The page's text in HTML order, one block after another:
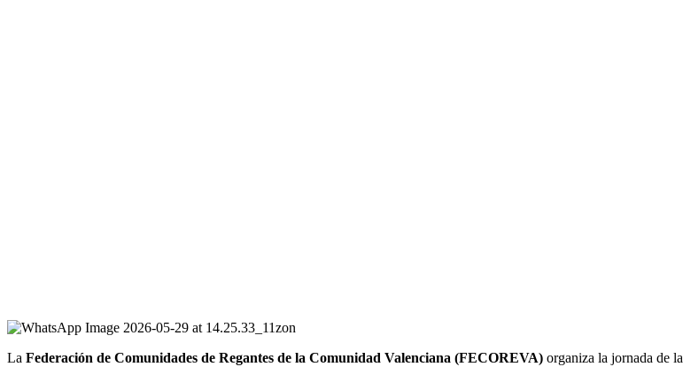
La Federación de Comunidades de Regantes de la Comunidad Valenciana (FECOREVA) organiza la jornada de la